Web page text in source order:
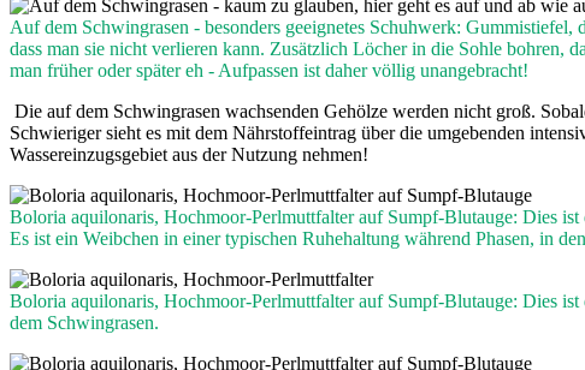
Auf dem Schwingrasen - besonders geeignetes Schuhwerk: Gummistiefel,
dass man sie nicht verlieren kann. Zusätzlich Löcher in die Sohle bohren,
man früher oder später eh - Aufpassen ist daher völlig unangebracht!
Die auf dem Schwingrasen wachsenden Gehölze werden nicht groß.
Schwieriger sieht es mit dem Nährstoffeintrag über die umgebenden
Wassereinzugsgebiet aus der Nutzung nehmen!
Boloria aquilonaris, Hochmoor-Perlmuttfalter auf Sumpf-Blutauge: Dies ist
Es ist ein Weibchen in einer typischen Ruhehaltung während Phasen, in
Boloria aquilonaris, Hochmoor-Perlmuttfalter auf Sumpf-Blutauge: Dies
dem Schwingrasen.